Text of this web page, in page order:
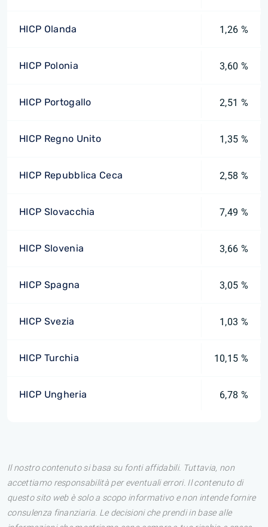
HICP Olanda 1,26 %
HICP Polonia 3,60 %
HICP Portogallo 2,51 %
HICP Regno Unito 1,35 %
HICP Repubblica Ceca 2,58 %
HICP Slovacchia 7,49 %
HICP Slovenia 3,66 %
HICP Spagna 3,05 %
HICP Svezia 1,03 %
HICP Turchia 10,15 %
HICP Ungheria 6,78 %
Il nostro contenuto si basa su fonti affidabili. Tuttavia, non
accettiamo responsabilità per eventuali errori. Il contenuto di
questo sito web è solo a scopo informativo e non intende fornire
consulenza finanziaria. Le decisioni che prendi in base alle